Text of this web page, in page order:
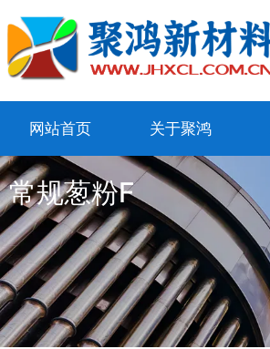
网站首页 关于聚鸿
常规葱粉F